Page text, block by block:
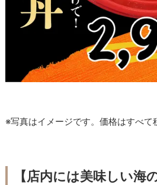
※写真はイメージです。価格はすべて
【店内には美味しい海